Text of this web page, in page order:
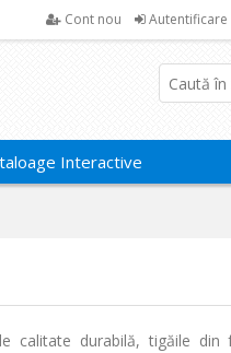
Cont nou Autentificare
Interactive
durabilă, tigăile